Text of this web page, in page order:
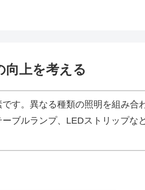
向上を考える
す。異なる種類の照明を組み合
ブルランプ、LEDストリップな